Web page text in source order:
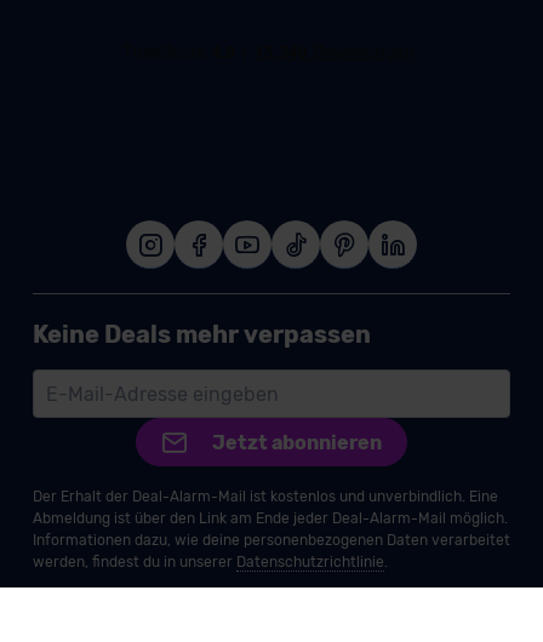
Keine Deals mehr verpassen
Jetzt abonnieren
Der Erhalt der Deal-Alarm-Mail ist kostenlos und unverbindlich. Eine
Abmeldung ist über den Link am Ende jeder Deal-Alarm-Mail möglich.
Informationen dazu, wie deine personenbezogenen Daten verarbeitet
werden, findest du in unserer Datenschutzrichtlinie.